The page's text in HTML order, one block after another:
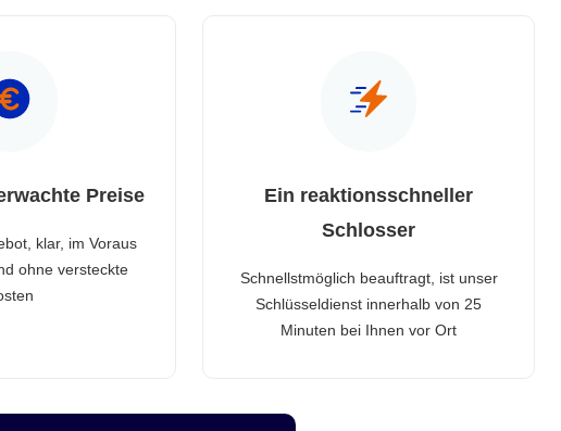
Preise
klar, im Voraus
ohne versteckte
Ein reaktionsschneller
Schlosser
Schnellstmöglich beauftragt, ist unser
Schlüsseldienst innerhalb von 25
Minuten bei Ihnen vor Ort